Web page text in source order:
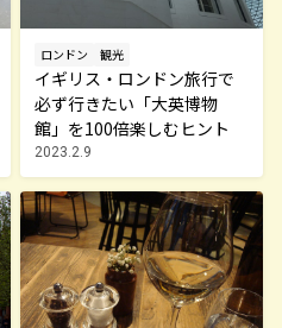
ロンドン 観光
イギリス・ロンドン旅行で
必ず行きたい「大英博物
館」を100倍楽しむヒント
2023.2.9